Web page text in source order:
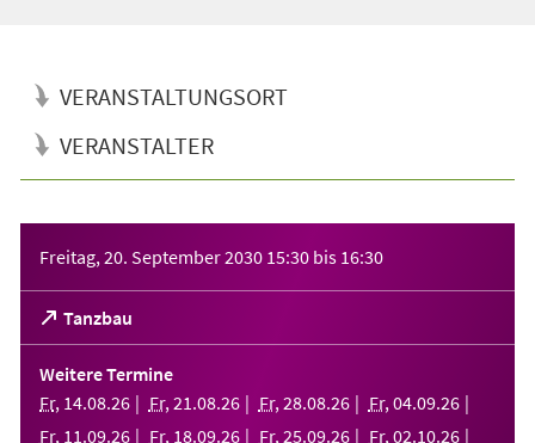
VERANSTALTUNGSORT
VERANSTALTER
Freitag, 20. September 2030 15:30 bis 16:30
Tanzbau
(Öffnet
in
einem
neuen
Tab)
Weitere Termine
Fr, 14.08.26 Fr, 21 .08.26 Fr, 28.08.26 Fr, 04.09.26
Fr, 11 .09.26 Fr, 18.09.26 Fr, 25.09.26 Fr, 02.10.26